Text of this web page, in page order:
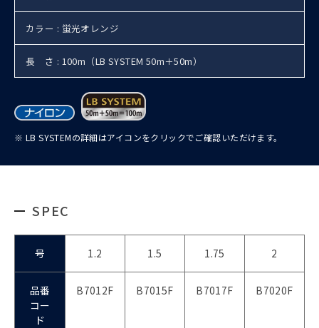
カラー : 蛍光オレンジ
長 さ : 100m（LB SYSTEM 50m＋50m）
※ LB SYSTEMの詳細はアイコンをクリックでご確認いただけます。
SPEC
号 1.2 1.5 1.75 2
品番
コー
ド
B7012F B7015F B7017F B7020F